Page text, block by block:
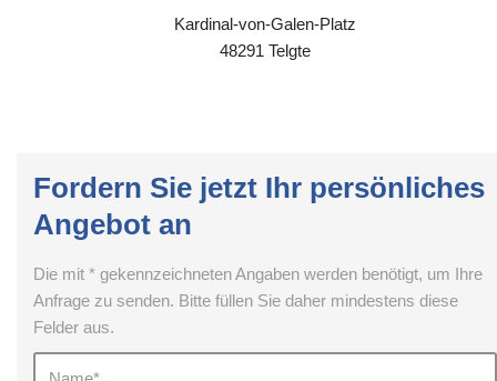
Kardinal-von-Galen-Platz
48291 Telgte
Fordern Sie jetzt Ihr persönliches
Angebot an
Die mit * gekennzeichneten Angaben werden benötigt, um Ihre
Anfrage zu senden. Bitte füllen Sie daher mindestens diese
Felder aus.